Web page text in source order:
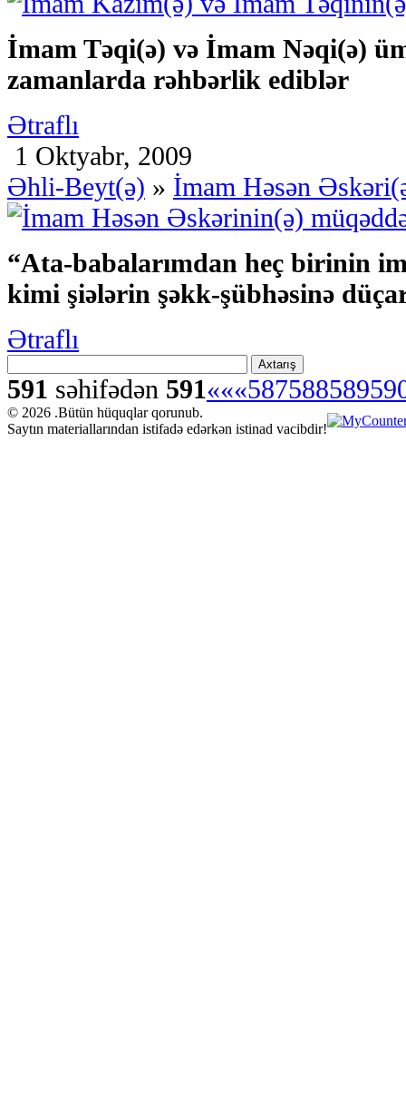
İmam Təqi(ə) və İmam Nəqi(ə)
zamanlarda rəhbərlik ediblər
Ətraflı
1 Oktyabr, 2009
Əhli-Beyt(ə) » İmam Həsən
“Ata-babalarımdan heç birinin
kimi şiələrin şəkk-şübhəsinə düçar
Ətraflı
Axtarış
591 səhifədən 591«««587588589
© 2026 .Bütün hüquqlar qorunub.
Saytın materiallarından istifadə edərkən istinad vacibdir!